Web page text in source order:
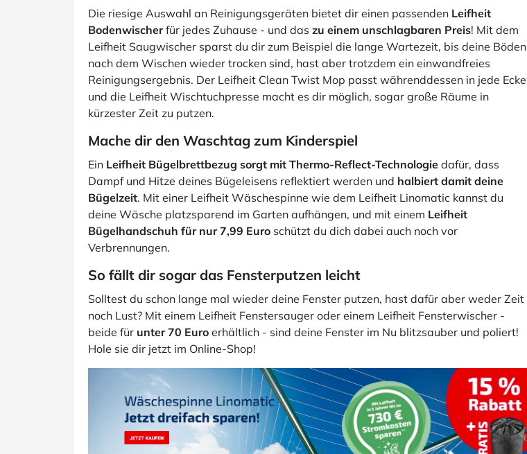
Die riesige Auswahl an Reinigungsgeräten bietet dir einen passenden Leifheit
Bodenwischerfür jedes Zuhause - und das zu einem unschlagbaren Preis! Mit dem
Leifheit Saugwischer sparst du dir zum Beispiel die lange Wartezeit, bis deine Böden
nach dem Wischen wieder trocken sind, hast aber trotzdem ein einwandfreies
Reinigungsergebnis. Der Leifheit Clean Twist Mop passt währenddessen in jede Ecke
und die Leifheit Wischtuchpresse macht es dir möglich, sogar große Räume in
kürzester Zeit zu putzen.
Mache dir den Waschtag zum Kinderspiel
Ein Leifheit Bügelbrettbezug sorgt mit Thermo-Reflect-Technologie dafür, dass
Dampf und Hitze deines Bügeleisens reflektiert werden und halbiert damit deine
Bügelzeit. Mit einer Leifheit Wäschespinne wie dem Leifheit Linomatic kannst du
deine Wäsche platzsparend im Garten aufhängen, und mit einem Leifheit
Bügelhandschuh für nur 7,99 Euro schützt du dich dabei auch noch vor
Verbrennungen.
So fällt dir sogar das Fensterputzen leicht
Solltest du schon lange mal wieder deine Fenster putzen, hast dafür aber weder Zeit
noch Lust? Mit einem Leifheit Fenstersauger oder einem Leifheit Fensterwischer -
beide für unter 70 Euro erhältlich - sind deine Fenster im Nu blitzsauber und poliert!
Hole sie dir jetzt im Online-Shop!